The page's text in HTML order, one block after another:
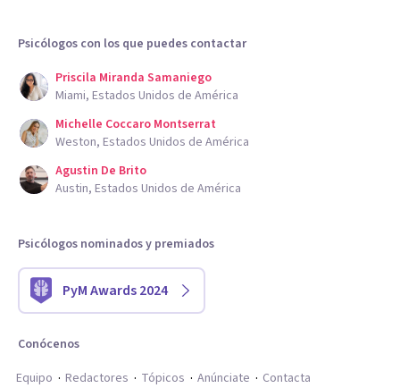
Psicólogos con los que puedes contactar
Priscila Miranda Samaniego
Miami, Estados Unidos de América
Michelle Coccaro Montserrat
Weston, Estados Unidos de América
Agustin De Brito
Austin, Estados Unidos de América
Psicólogos nominados y premiados
PyM Awards 2024
Conócenos
Equipo
Redactores Tópicos Anúnciate Contacta